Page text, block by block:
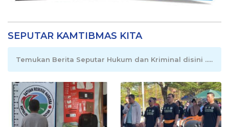
SEPUTAR KAMTIBMAS KITA
Temukan Berita Seputar Hukum dan Kriminal disini .....